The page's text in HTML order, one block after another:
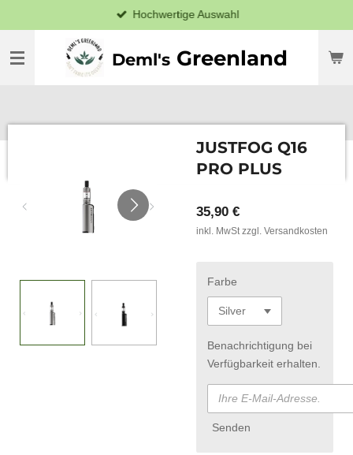
Hauptinhalt
springen
Deml's Greenland
Hochwertige Auswahl
JUSTFOG Q16
PRO PLUS
35,90 €
inkl. MwSt zzgl. Versandkosten
Farbe
Benachrichtigung bei
Verfügbarkeit erhalten.
Senden